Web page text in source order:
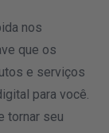
nos
que os
e serviços
para você.
tornar seu